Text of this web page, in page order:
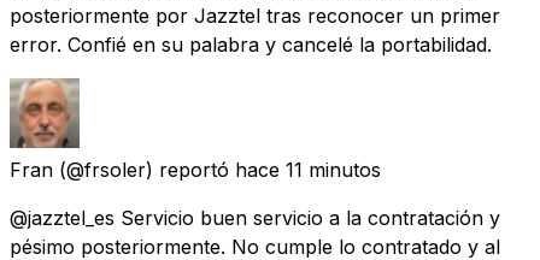
posteriormente por Jazztel tras reconocer un primer
error. Confié en su palabra y cancelé la portabilidad.
Fran (@frsoler) reportó hace 11 minutos
@jazztel_es Servicio buen servicio a la contratación y
pésimo posteriormente. No cumple lo contratado y al